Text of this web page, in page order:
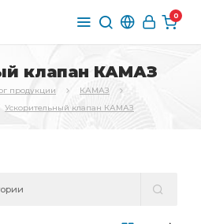
0
клапан КАМАЗ
продукции
КАМАЗ
Ускорительный клапан КАМАЗ